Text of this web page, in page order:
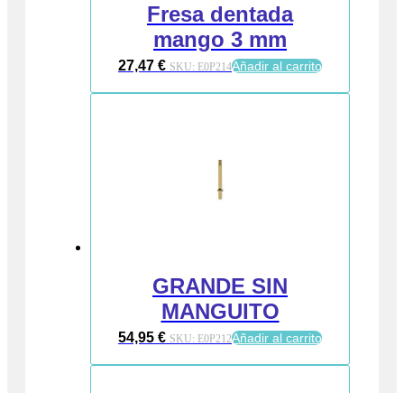
Fresa dentada
mango 3 mm
27,47 € SKU: E0P214Añadir al carrito
GRANDE SIN
MANGUITO
54,95 € SKU: E0P212Añadir al carrito